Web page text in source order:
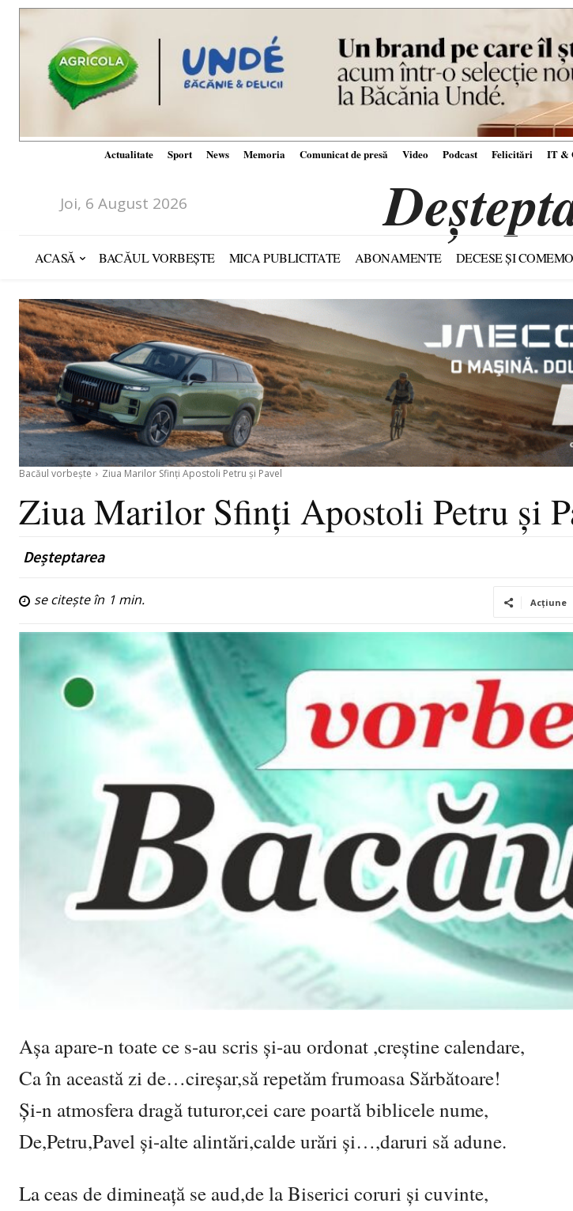
Actualitate Sport News Memoria Comunicat de presă Video Podcast Felicitări IT &
Joi, 6 August 2026
ACASĂ BACĂUL VORBEȘTE MICA PUBLICITATE ABONAMENTE DECESE ȘI
Bacăul vorbește Ziua Marilor Sfinți Apostoli Petru și Pavel
Ziua Marilor Sfinți Apostoli Petru și
Deșteptarea
se citește în 1 min. Acțiune
Așa apare-n toate ce s-au scris și-au ordonat ,creștine calendare,
Ca în această zi de…cireșar,să repetăm frumoasa Sărbătoare!
Și-n atmosfera dragă tuturor,cei care poartă biblicele nume,
De,Petru,Pavel și-alte alintări,calde urări și…,daruri să adune.
La ceas de dimineață se aud,de la Biserici coruri și cuvinte,